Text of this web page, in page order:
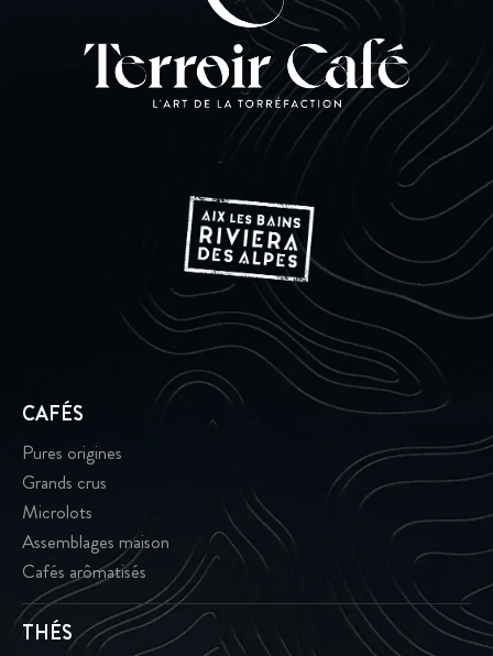
CAFÉS
Pures origines
Grands crus
Microlots
Assemblages maison
Cafés arômatisés
THÉS